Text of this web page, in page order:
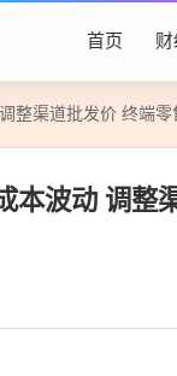
首页
整渠道批发价 终端零
本波动 调整